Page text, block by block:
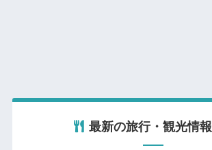
最新の旅行・観光情報